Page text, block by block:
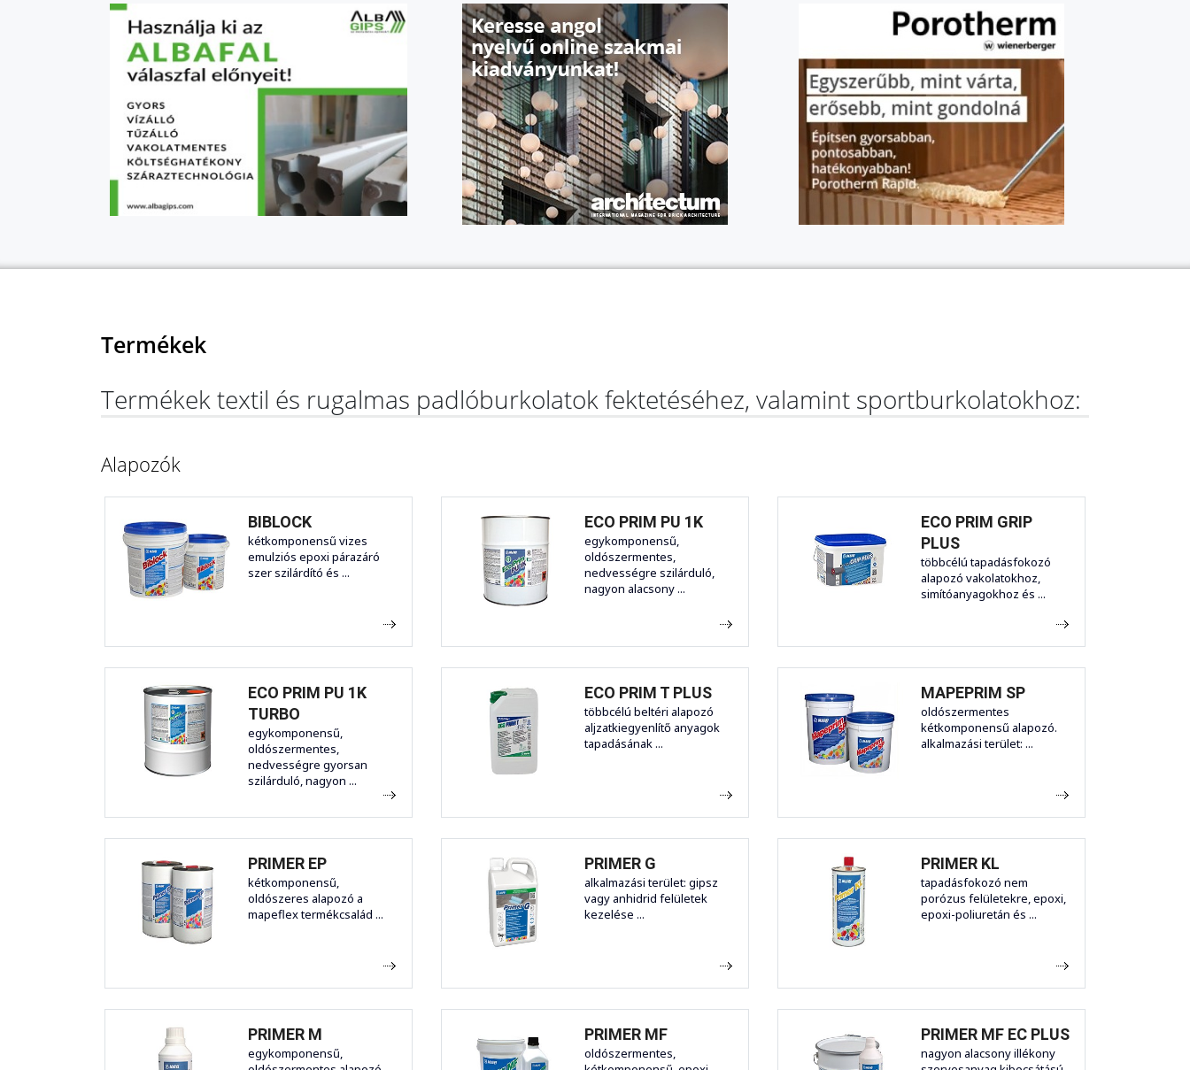
Termékek
Termékek textil és rugalmas padlóburkolatok fektetéséhez, valamint sportburkolatokhoz:
Alapozók
BIBLOCK
kétkomponensű vizes
emulziós epoxi párazáró
szer szilárdító és ...
ECO PRIM PU 1K
egykomponensű,
oldószermentes,
nedvességre szilárduló,
nagyon alacsony ...
ECO PRIM GRIP
PLUS
többcélú tapadásfokozó
alapozó vakolatokhoz,
simítóanyagokhoz és ...
ECO PRIM PU 1K
TURBO
egykomponensű,
oldószermentes,
nedvességre gyorsan
szilárduló, nagyon ...
ECO PRIM T PLUS
többcélú beltéri alapozó
aljzatkiegyenlítő anyagok
tapadásának ...
MAPEPRIM SP
oldószermentes
kétkomponensű alapozó.
alkalmazási terület: ...
PRIMER EP
kétkomponensű,
oldószeres alapozó a
mapeflex termékcsalád ...
PRIMER G
alkalmazási terület: gipsz
vagy anhidrid felületek
kezelése ...
PRIMER KL
tapadásfokozó nem
porózus felületekre, epoxi,
epoxi-poliuretán és ...
PRIMER M
egykomponensű,
PRIMER MF
oldószermentes,
PRIMER MF EC PLUS
nagyon alacsony illékony